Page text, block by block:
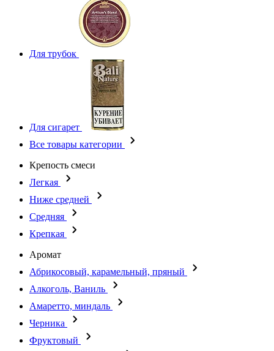
Для трубок
Для сигарет
Все товары категории
Крепость смеси
Легкая
Ниже средней
Средняя
Крепкая
Аромат
Абрикосовый, карамельный, пряный
Алкоголь, Ваниль
Амаретто, миндаль
Черника
Фруктовый